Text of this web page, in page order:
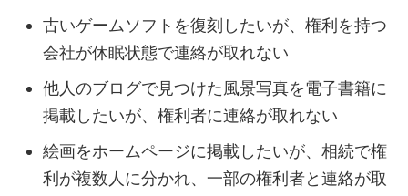
古いゲームソフトを復刻したいが、権利を持つ
会社が休眠状態で連絡が取れない
他人のブログで見つけた風景写真を電子書籍に
掲載したいが、権利者に連絡が取れない
絵画をホームページに掲載したいが、相続で権
利が複数人に分かれ、一部の権利者と連絡が取